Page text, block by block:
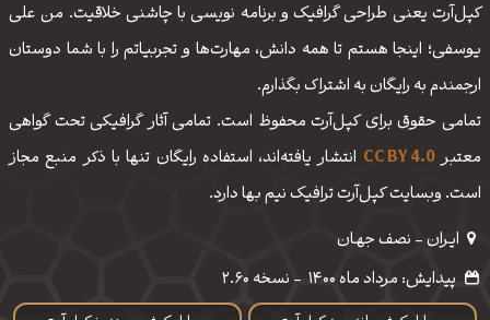
کپل‌آرت یعنی طراحی گرافیک و برنامه نویسی با چاشنی خلاقیت. من علی
یوسفی؛ اینجا هستم تا همه دانش، مهارت‌‌ها و تجربیاتم را با شما دوستان
ارجمندم به رایگان به اشتراک بگذارم.
تمامی حقوق برای کپل‌آرت محفوظ است. تمامی آثار گرافیکی تحت گواهی
معتبرCC BY 4.0 انتشار یافته‌اند، استفاده رایگان تنها با ذکر منبع مجاز
است. وبسایت کپل‌آرت ترافیک نیم بها دارد.
ایـران - نصف جهـان
پیدایش: مرداد ماه 1400 - نسخه 2.60